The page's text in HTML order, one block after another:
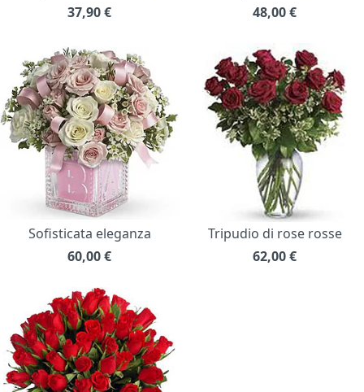
37,90€
48,00€
Sofisticata eleganza
60,00€
Tripudio di rose rosse
62,00€